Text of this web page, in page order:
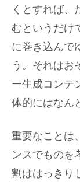
くとすれば、
むというだけ
に巻き込んで
う。それはお
ー生成コンテ
体的にはなん
重要なことは
ンスでものを
割ははっきり